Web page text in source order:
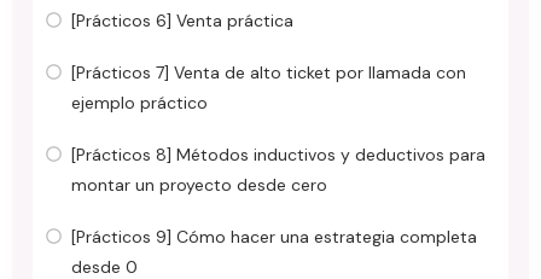
[Prácticos 6] Venta práctica
[Prácticos 7] Venta de alto ticket por llamada con
ejemplo práctico
[Prácticos 8] Métodos inductivos y deductivos para
montar un proyecto desde cero
[Prácticos 9] Cómo hacer una estrategia completa
desde 0